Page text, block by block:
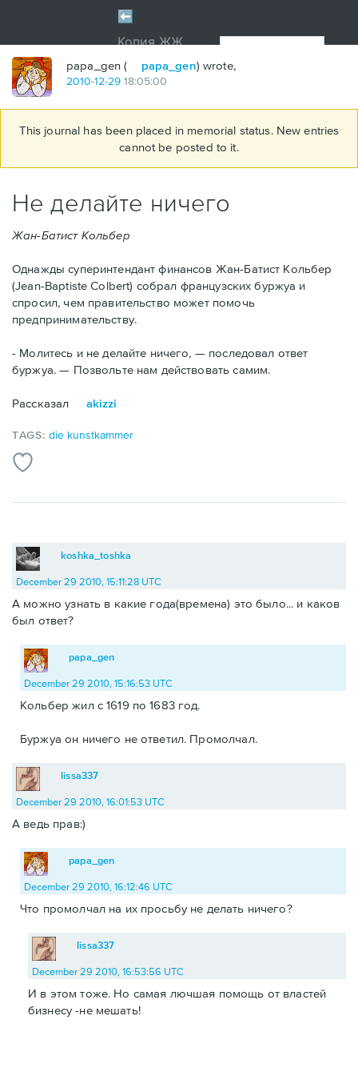
papa_gen ( papa_gen) wrote,
2010-12-29 18:05:00
This journal has been placed in memorial status. New entries
cannot be posted to it.
Не делайте ничего
Жан-Батист Кольбер
Однажды суперинтендант финансов Жан-Батист Кольбер
(Jean-Baptiste Colbert) собрал французских буржуа и
спросил, чем правительство может помочь
предпринимательству.
- Молитесь и не делайте ничего, — последовал ответ
буржуа. — Позвольте нам действовать самим.
Рассказал akizzi
TAGS:die kunstkammer
koshka_toshka
December 29 2010, 15:11:28 UTC
А можно узнать в какие года(времена) это было... и каков
был ответ?
papa_gen
December 29 2010, 15:16:53 UTC
Кольбер жил с 1619 по 1683 год.
Буржуа он ничего не ответил. Промолчал.
lissa337
December 29 2010, 16:01:53 UTC
А ведь прав:)
papa_gen
December 29 2010, 16:12:46 UTC
Что промолчал на их просьбу не делать ничего?
lissa337
December 29 2010, 16:53:56 UTC
И в этом тоже. Но самая лючшая помощь от властей
бизнесу -не мешать!